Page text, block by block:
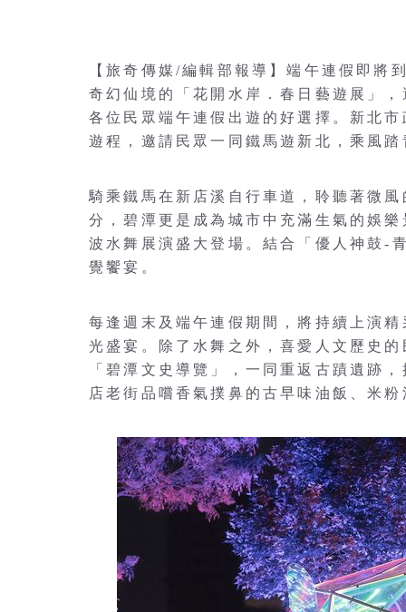
【旅奇傳媒/編輯部報導】端午連假即將
奇幻仙境的「花開水岸．春日藝遊展」
各位民眾端午連假出遊的好選擇。新北
遊程，邀請民眾一同鐵馬遊新北，乘風
騎乘鐵馬在新店溪自行車道，聆聽著微
分，碧潭更是成為城市中充滿生氣的娛
波水舞展演盛大登場。結合「優人神鼓-
覺饗宴。
每逢週末及端午連假期間，將持續上演
光盛宴。除了水舞之外，喜愛人文歷史
「碧潭文史導覽」，一同重返古蹟遺跡
店老街品嚐香氣撲鼻的古早味油飯、米